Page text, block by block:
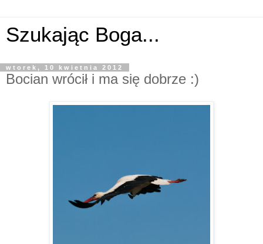
Szukając Boga...
wtorek, 10 kwietnia 2012
Bocian wrócił i ma się dobrze :)